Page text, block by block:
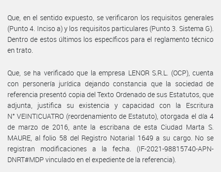
Que, en el sentido expuesto, se verificaron los requisitos generales
(Punto 4. Inciso a) y los requisitos particulares (Punto 3. Sistema G).
Dentro de estos últimos los específicos para el reglamento técnico
en trato.
Que, se ha verificado que la empresa LENOR S.R.L. (OCP), cuenta
con personería jurídica dejando constancia que la sociedad de
referencia presentó copia del Texto Ordenado de sus Estatutos, que
adjunta, justifica su existencia y capacidad con la Escritura
N° VEINTICUATRO (reordenamiento de Estatuto), otorgada el día 4
de marzo de 2016, ante la escribana de esta Ciudad Marta S.
MAURE, al folio 58 del Registro Notarial 1649 a su cargo. No se
registran modificaciones a la fecha. (IF-2021-98815740-APN-
DNRT#MDP vinculado en el expediente de la referencia).